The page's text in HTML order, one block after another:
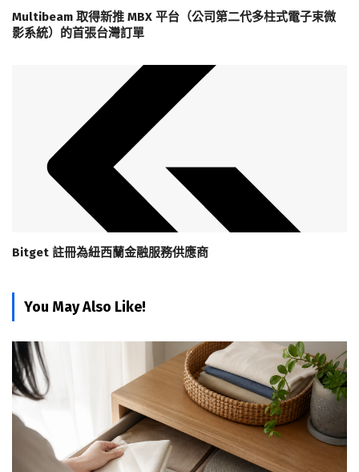
Multibeam 取得新推 MBX 平台（公司第二代多柱式電子束微
影系統）的首張台灣訂單
Bitget 註冊為紐西蘭金融服務供應商
You May Also Like!